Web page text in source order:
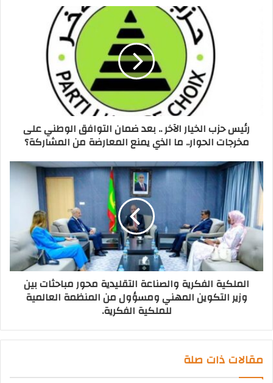
رئيس حزب الخيار الآخر .. بعد ضمان التوافق الوطني على
مخرجات الحوار.. ما الذي يمنع المعارضة من المشاركة؟
الملكية الفكرية والصناعة التقليدية محور مباحثات بين
وزير التكوين المهني ومسؤول من المنظمة العالمية
للملكية الفكرية.
مقالات ذات صلة